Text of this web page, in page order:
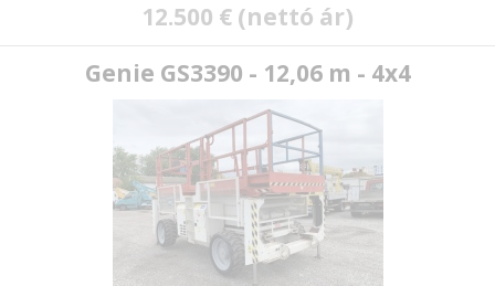
12.500 € (nettó ár)
Genie GS3390 - 12,06 m - 4x4